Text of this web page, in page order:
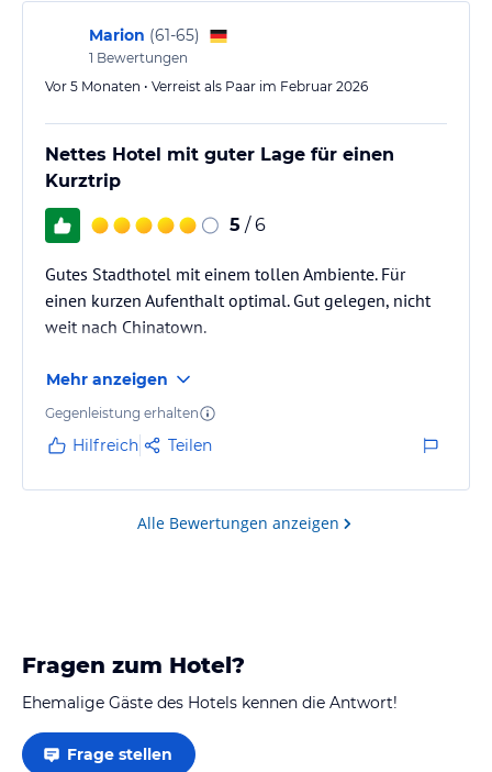
Marion (61-65)
1 Bewertungen
Vor 5 Monaten • Verreist als Paar im Februar 2026
Nettes Hotel mit guter Lage für einen
Kurztrip
5 / 6
Gutes Stadthotel mit einem tollen Ambiente. Für
einen kurzen Aufenthalt optimal. Gut gelegen, nicht
weit nach Chinatown.
Mehr anzeigen
Gegenleistung erhalten
Hilfreich Teilen
Alle Bewertungen anzeigen
Fragen zum Hotel?
Ehemalige Gäste des Hotels kennen die Antwort!
Frage stellen